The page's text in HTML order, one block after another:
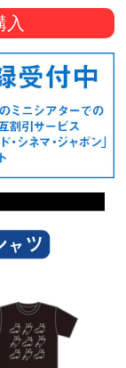
入